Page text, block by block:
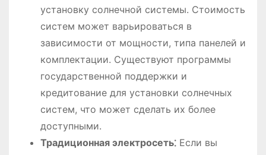
установку солнечной системы. Стоимость
систем может варьироваться в
зависимости от мощности, типа панелей и
комплектации. Существуют программы
государственной поддержки и
кредитование для установки солнечных
систем, что может сделать их более
доступными.
Традиционная электросеть⁚Если вы